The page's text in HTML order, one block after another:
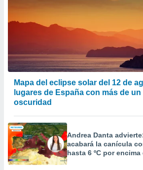
Mapa del eclipse solar del 12 de
lugares de España con más de
oscuridad
Andrea Danta
acabará la canícula
hasta 6 ºC por